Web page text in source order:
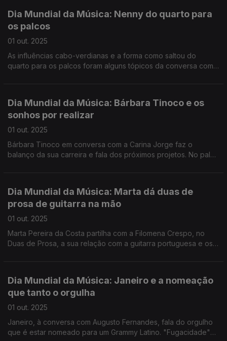
Dia Mundial da Música: Nenny do quarto para
os palcos
01 out. 2025
As influências cabo-verdianas e a forma como saltou do
quarto para os palcos foram alguns tópicos da conversa com a
Dia Mundial da Música: Bárbara Tinoco e os
sonhos por realizar
01 out. 2025
Bárbara Tinoco em conversa com a Carina Jorge faz o
balanço da sua carreira e fala dos próximos projetos. No palco
Dia Mundial da Música: Marta dá duas de
prosa de guitarra na mão
01 out. 2025
Marta Pereira da Costa partilha com a Filomena Crespo, no
Duas de Prosa, a sua relação com a guitarra portuguesa e os
Dia Mundial da Música: Janeiro e a nomeação
que tanto o orgulha
01 out. 2025
Janeiro, à conversa com Augusto Fernandes, fala do orgulho
que é estar nomeado para um Grammy Latino. "Fugacidade"